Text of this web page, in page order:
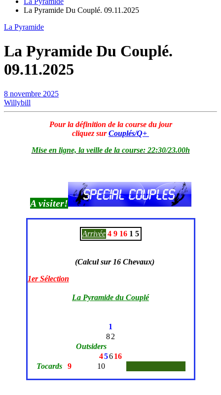
La Pyramide Du Couplé. 09.11.2025
La Pyramide
La Pyramide Du Couplé.
09.11.2025
8 novembre 2025
Willybill
Pour la définition de la course du jour
cliquez sur Couplés/Q+
Mise en ligne, la veille de la course: 22:30/23.00h
A visiter!
Arrivée 4 9 16 1 5
(Calcul sur 16 Chevaux)
1er Sélection
La Pyramide du Couplé
1
82
Outsiders
45616
Tocards
9 10